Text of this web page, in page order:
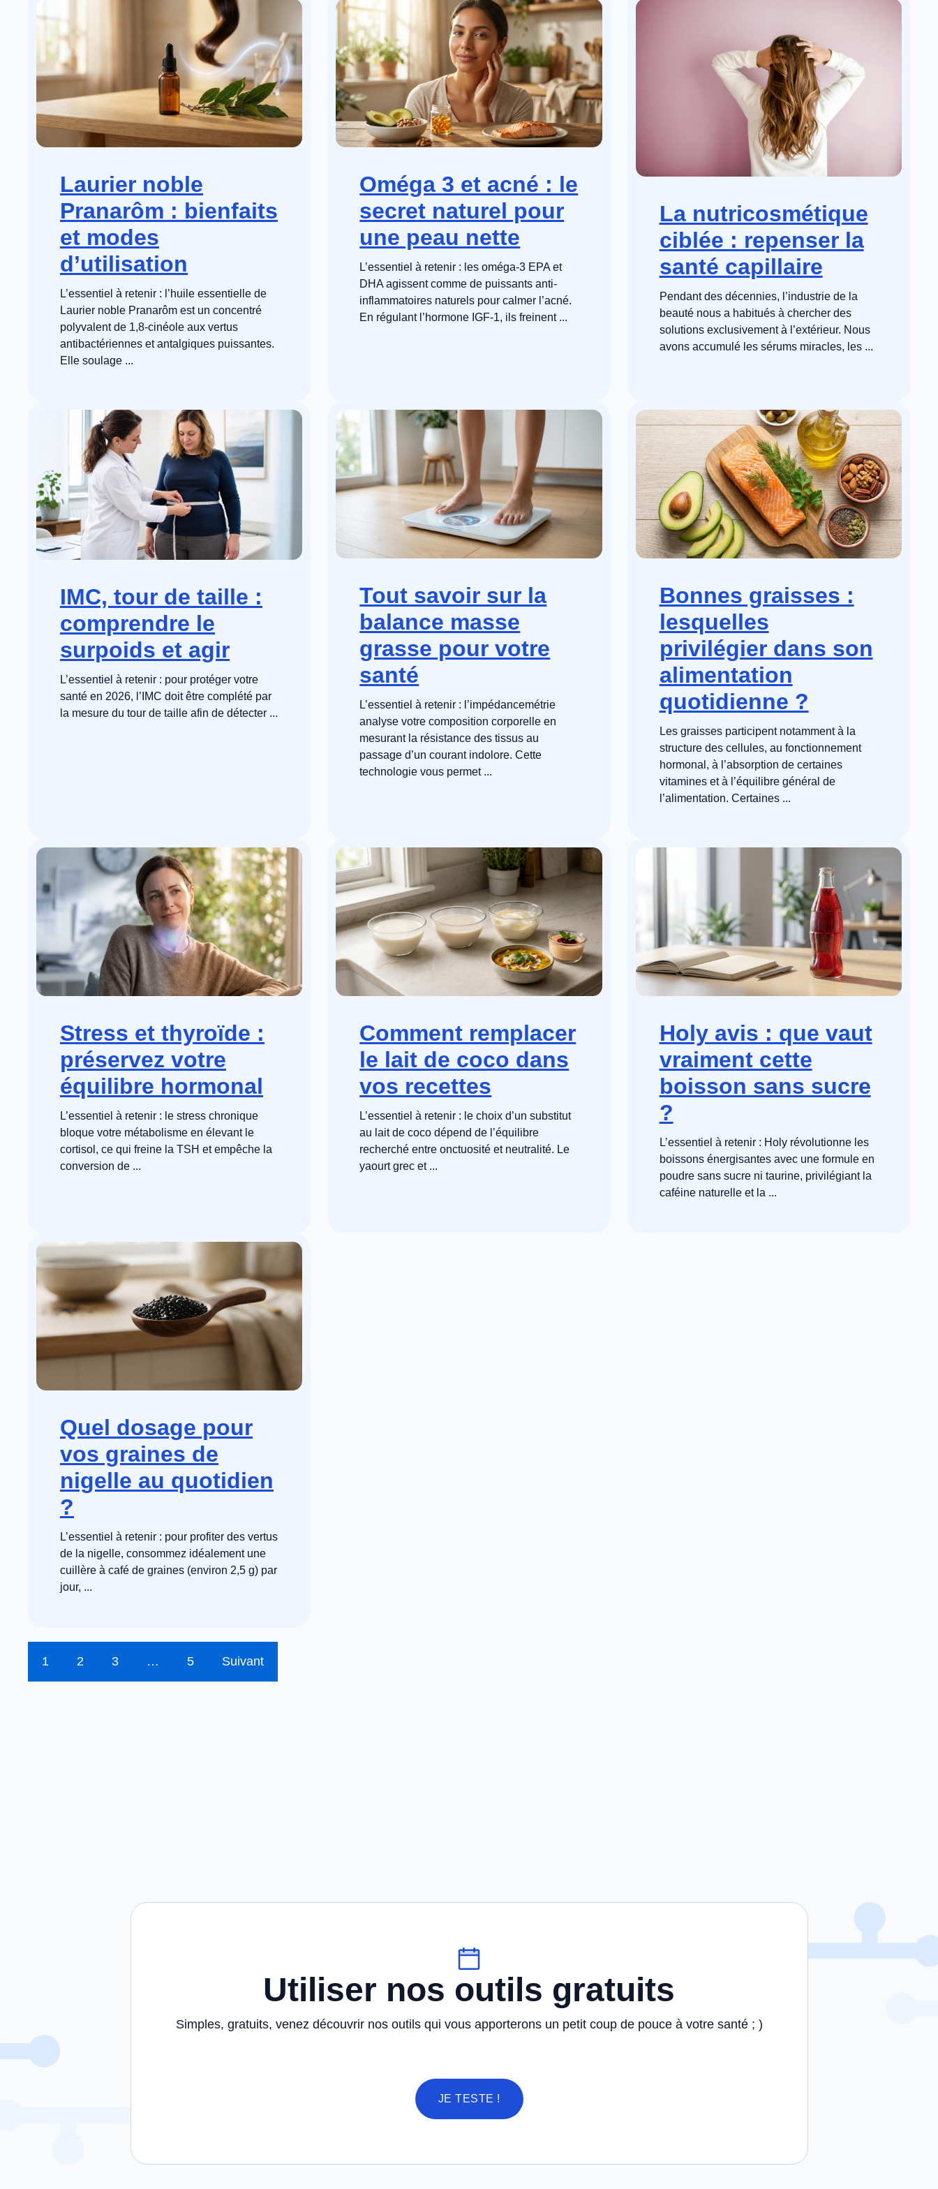
Laurier noble
Pranarôm : bienfaits
et modes
d’utilisation
L’essentiel à retenir : l’huile essentielle de
Laurier noble Pranarôm est un concentré
polyvalent de 1,8-cinéole aux vertus
antibactériennes et antalgiques puissantes.
Elle soulage ...
Oméga 3 et acné : le
secret naturel pour
une peau nette
L’essentiel à retenir : les oméga-3 EPA et
DHA agissent comme de puissants anti-
inflammatoires naturels pour calmer l’acné.
En régulant l’hormone IGF-1, ils freinent ...
La nutricosmétique
ciblée : repenser la
santé capillaire
Pendant des décennies, l’industrie de la
beauté nous a habitués à chercher des
solutions exclusivement à l’extérieur. Nous
avons accumulé les sérums miracles, les ...
IMC, tour de taille :
comprendre le
surpoids et agir
L’essentiel à retenir : pour protéger votre
santé en 2026, l’IMC doit être complété par
la mesure du tour de taille afin de détecter ...
Tout savoir sur la
balance masse
grasse pour votre
santé
L’essentiel à retenir : l’impédancemétrie
analyse votre composition corporelle en
mesurant la résistance des tissus au
passage d’un courant indolore. Cette
technologie vous permet ...
Bonnes graisses :
lesquelles
privilégier dans son
alimentation
quotidienne ?
Les graisses participent notamment à la
structure des cellules, au fonctionnement
hormonal, à l’absorption de certaines
vitamines et à l’équilibre général de
l’alimentation. Certaines ...
Stress et thyroïde :
préservez votre
équilibre hormonal
L’essentiel à retenir : le stress chronique
bloque votre métabolisme en élevant le
cortisol, ce qui freine la TSH et empêche la
conversion de ...
Comment remplacer
le lait de coco dans
vos recettes
L’essentiel à retenir : le choix d’un substitut
au lait de coco dépend de l’équilibre
recherché entre onctuosité et neutralité. Le
yaourt grec et ...
Holy avis : que vaut
vraiment cette
boisson sans sucre
?
L’essentiel à retenir : Holy révolutionne les
boissons énergisantes avec une formule en
poudre sans sucre ni taurine, privilégiant la
caféine naturelle et la ...
Quel dosage pour
vos graines de
nigelle au quotidien
?
L’essentiel à retenir : pour profiter des vertus
de la nigelle, consommez idéalement une
cuillère à café de graines (environ 2,5 g) par
jour, ...
1 2 3 … 5 Suivant
Utiliser nos outils gratuits
Simples, gratuits, venez découvrir nos outils qui vous apporterons un petit coup de pouce à votre santé ; )
JE TESTE !